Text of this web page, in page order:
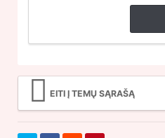
EITI Į TEMŲ SĄRAŠĄ